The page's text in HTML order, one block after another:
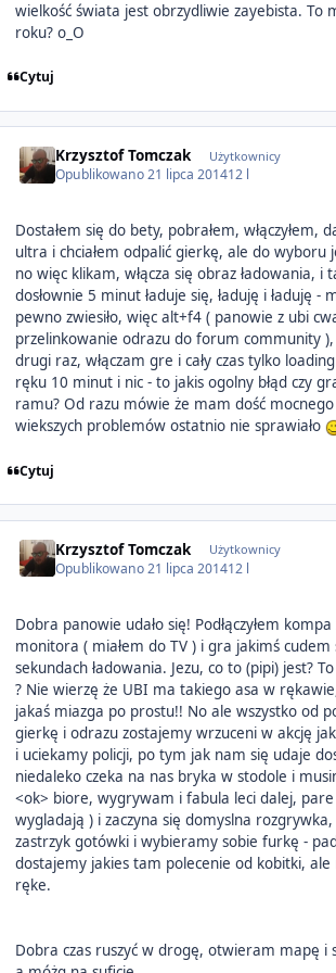
wielkość świata jest obrzydliwie zayebista. To
roku? o_O
Cytuj
Krzysztof Tomczak Użytkownicy
Opublikowano21 lipca 201412 l
Dostałem się do bety, pobrałem, włączyłem,
ultra i chciałem odpalić gierkę, ale do wyboru
no więc klikam, włącza się obraz ładowania, i
dosłownie 5 minut ładuje się, ładuję i ładuję -
pewno zwiesiło, więc alt+f4 ( panowie z ubi
przelinkowanie odrazu do forum community
drugi raz, włączam gre i cały czas tylko
ręku 10 minut i nic - to jakis ogolny błąd czy
ramu? Od razu mówie że mam dość
wiekszych problemów ostatnio nie sprawiało
Cytuj
Krzysztof Tomczak Użytkownicy
Opublikowano21 lipca 201412 l
Dobra panowie udało się! Podłączyłem
monitora ( miałem do TV ) i gra jakimś cudem
sekundach ładowania. Jezu, co to (pipi) jest?
? Nie wierzę że UBI ma takiego asa w
jakaś miazga po prostu!! No ale wszystko od
gierkę i odrazu zostajemy wrzuceni w akcję
i uciekamy policji, po tym jak nam się udaje
niedaleko czeka na nas bryka w stodole i
<ok> biore, wygrywam i fabula leci dalej, pare
wygladają ) i zaczyna się domyslna
zastrzyk gotówki i wybieramy sobie furkę -
dostajemy jakies tam polecenie od kobitki,
ręke.
Dobra czas ruszyć w drogę, otwieram mapę i